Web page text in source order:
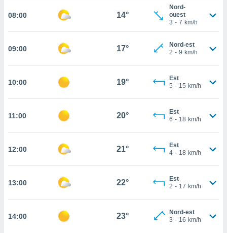
des
par le
de
sur
et
ET
PARAMÈTRES
08:00 14°
Nord-
ouest
3 - 7 km/h
09:00 17°
Nord-est
2 - 9 km/h
10:00 19°
Est
5 - 15 km/h
11:00 20°
Est
6 - 18 km/h
12:00 21°
Est
4 - 18 km/h
13:00 22°
Est
2 - 17 km/h
14:00 23°
Nord-est
3 - 16 km/h